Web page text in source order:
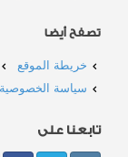
تصفح أيضا
خريطة الموقع
سياسة الخصوصية
تابعنا على